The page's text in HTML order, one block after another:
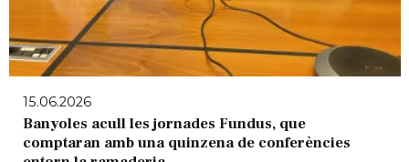
15.06.2026
Banyoles acull les jornades Fundus, que
comptaran amb una quinzena de conferències